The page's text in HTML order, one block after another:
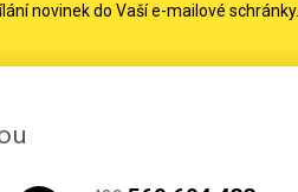
novinek do Vaší e-mailové schránky.